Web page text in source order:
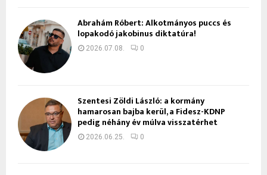
Ábrahám Róbert: Alkotmányos puccs és
lopakodó jakobinus diktatúra!
2026.07.08. 0
Szentesi Zöldi László: a kormány
hamarosan bajba kerül, a Fidesz-KDNP
pedig néhány év múlva visszatérhet
2026.06.25. 0